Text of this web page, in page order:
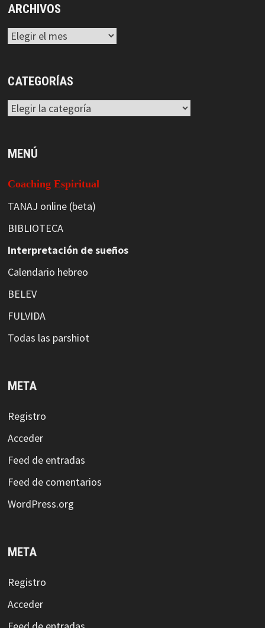
ARCHIVOS
Archivos
CATEGORÍAS
Categorías
MENÚ
Coaching Espiritual
TANAJ online (beta)
BIBLIOTECA
Interpretación de sueños
Calendario hebreo
BELEV
FULVIDA
Todas las parshiot
META
Registro
Acceder
Feed de entradas
Feed de comentarios
WordPress.org
META
Registro
Acceder